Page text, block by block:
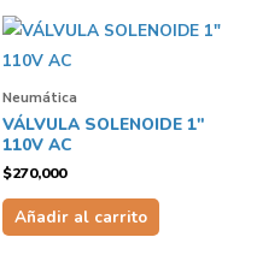
Neumática
VÁLVULA SOLENOIDE 1″
110V AC
$270,000
Añadir al carrito